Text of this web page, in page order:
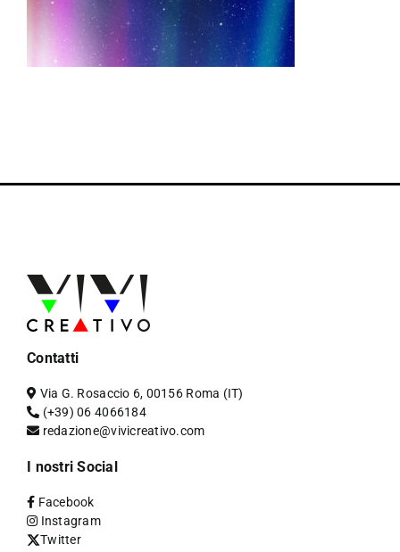
Contatti
Via G. Rosaccio 6, 00156 Roma (IT)
(+39) 06 4066184
redazione@vivicreativo.com
I nostri Social
Facebook
Instagram
Twitter